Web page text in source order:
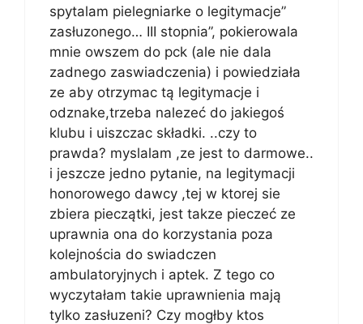
spytalam pielegniarke o legitymacje”
zasłuzonego… III stopnia”, pokierowala
mnie owszem do pck (ale nie dala
zadnego zaswiadczenia) i powiedziała
ze aby otrzymac tą legitymacje i
odznake,trzeba nalezeć do jakiegoś
klubu i uiszczac składki. ..czy to
prawda? myslalam ,ze jest to darmowe..
i jeszcze jedno pytanie, na legitymacji
honorowego dawcy ,tej w ktorej sie
zbiera pieczątki, jest takze pieczeć ze
uprawnia ona do korzystania poza
kolejnościa do swiadczen
ambulatoryjnych i aptek. Z tego co
wyczytałam takie uprawnienia mają
tylko zasłuzeni? Czy mogłby ktos